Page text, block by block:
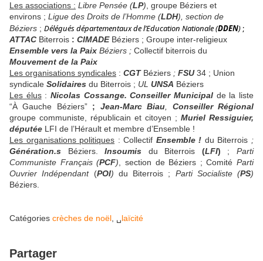
Les associations : Libre Pensée (LP) , groupe Béziers et
environs ; Ligue des Droits de l’Homme (LDH), section de
Béziers ; Délégués départementaux de l’Education Nationale (DDEN) ;
ATTAC Biterrois : CIMADE Béziers ; Groupe inter-religieux
Ensemble vers la Paix Béziers ; Collectif biterrois du
Mouvement de la Paix
Les organisations syndicales : CGT Béziers ; FSU34 ; Union
syndicale Solidaires du Biterrois ; UL UNSA Béziers
Les élus:Nicolas Cossange. Conseiller Municipal de la liste
“À Gauche Béziers” ; Jean-Marc Biau
Conseiller Régional
groupe communiste, républicain et citoyen ; Muriel Ressiguier,
députée LFI de l’Hérault et membre d’Ensemble !
Les organisations politiques : Collectif Ensemble ! du Biterrois ;
Génération.s
Béziers.Insoumis du Biterrois (LFI) ;Parti
Communiste Français (PCF) , section de Béziers ; Comité Parti
Ouvrier Indépendant(POI) du Biterrois ; Parti Socialiste (PS)
Béziers.
Catégories crèches de noël , ␣laïcité
Partager